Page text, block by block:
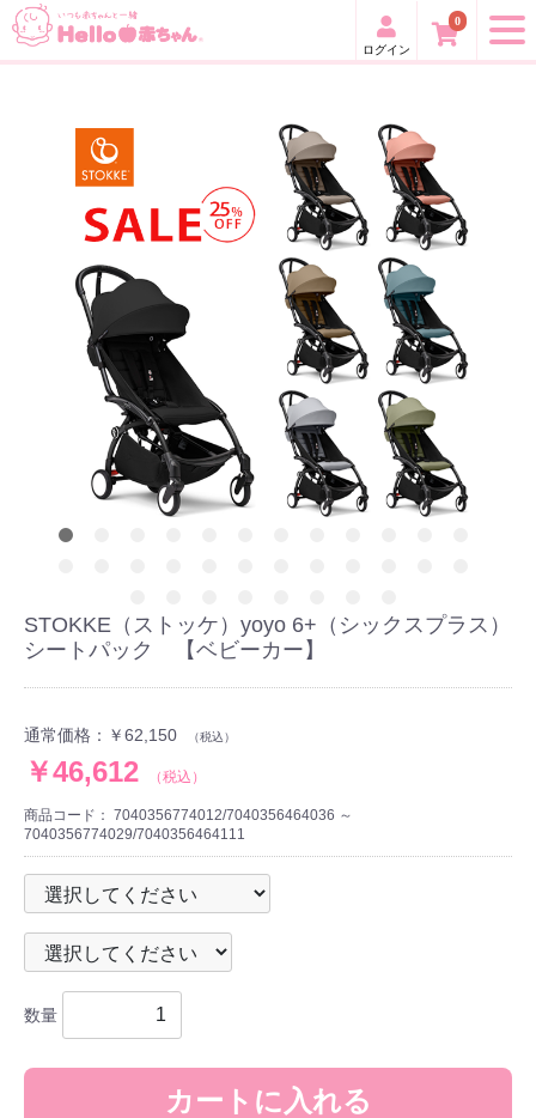
ログイン
0
STOKKE（ストッケ）yoyo 6+（シックスプラス）
シートパック 【ベビーカー】
通常価格： ￥62,150 （税込）
￥46,612 （税込）
商品コード： 7040356774012/7040356464036 ～
7040356774029/7040356464111
数量
カートに入れる